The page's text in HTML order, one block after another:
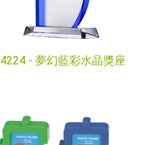
4224 - 夢幻藍彩水晶獎座